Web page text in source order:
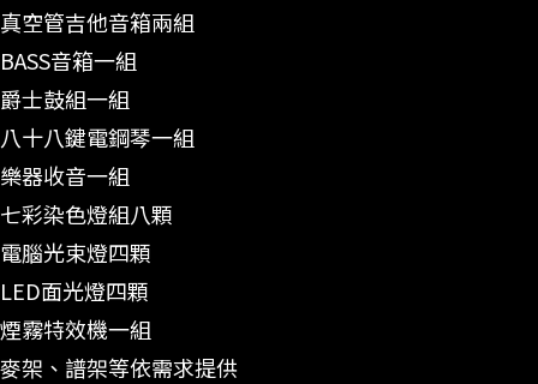
真空管吉他音箱兩組
BASS音箱一組
爵士鼓組一組
八十八鍵電鋼琴一組
樂器收音一組
七彩染色燈組八顆
電腦光束燈四顆
LED面光燈四顆
煙霧特效機一組
麥架、譜架等依需求提供